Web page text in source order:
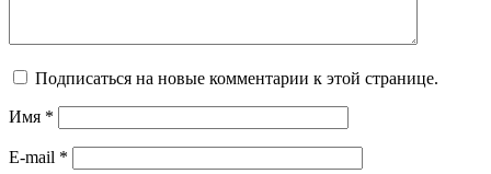
Подписаться на новые комментарии к этой странице.
Имя *
E-mail *